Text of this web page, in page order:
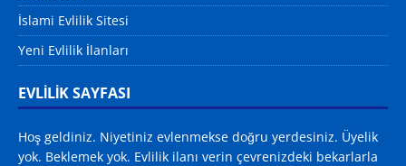
İslami Evlilik Sitesi
Yeni Evlilik İlanları
EVLİLİK SAYFASI
Hoş geldiniz. Niyetiniz evlenmekse doğru yerdesiniz. Üyelik
yok. Beklemek yok. Evlilik ilanı verin çevrenizdeki bekarlarla